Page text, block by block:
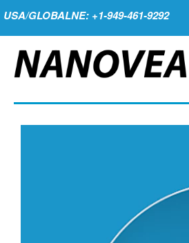
USA/GLOBALNE: +1-949-461-9292